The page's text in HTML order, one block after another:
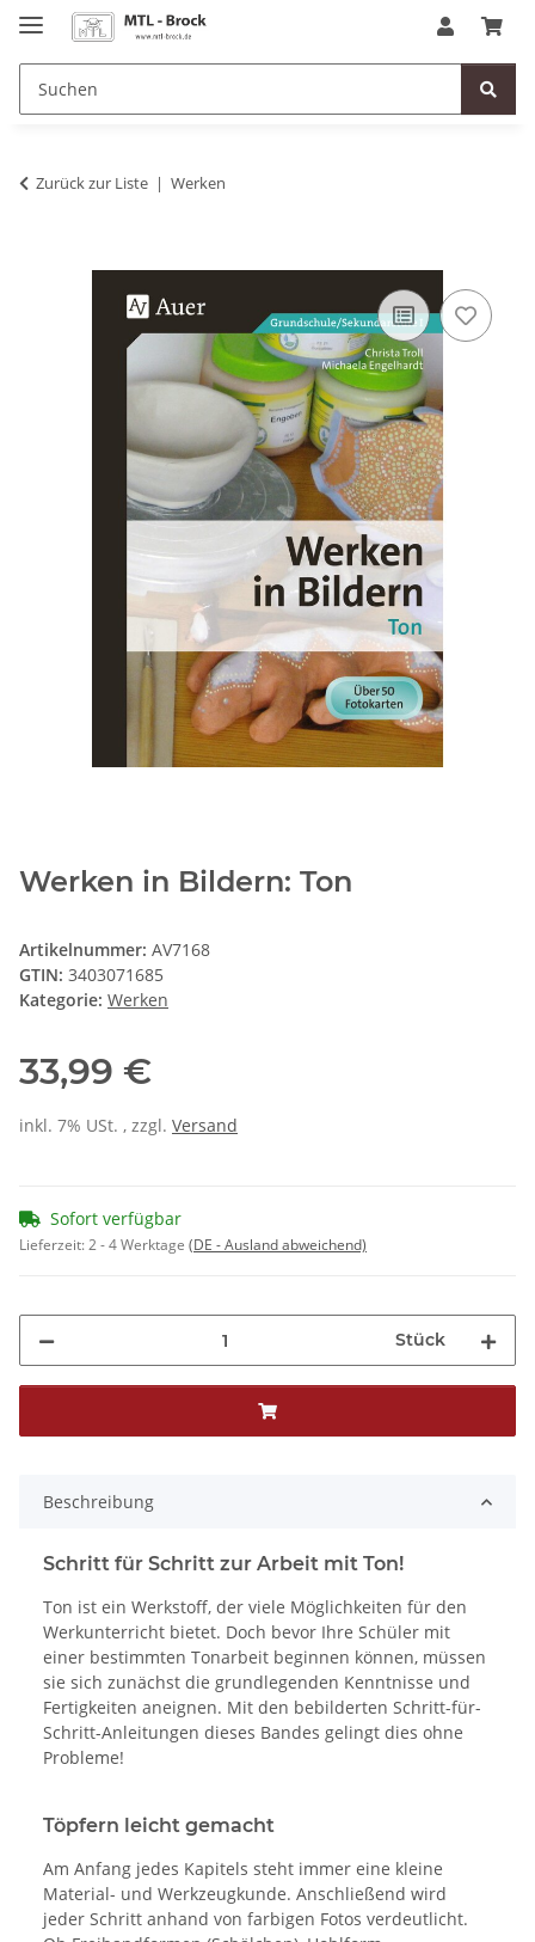
Zurück zur Liste Werken
Werken in Bildern: Ton
Artikelnummer: AV7168
GTIN: 3403071685
Kategorie: Werken
33,99 €
inkl. 7% USt. , zzgl. Versand
Sofort verfügbar
Lieferzeit:2 - 4 Werktage (DE - Ausland abweichend)
Stück
Beschreibung
Schritt für Schritt zur Arbeit mit Ton!
Ton ist ein Werkstoff, der viele Möglichkeiten für den
Werkunterricht bietet. Doch bevor Ihre Schüler mit
einer bestimmten Tonarbeit beginnen können, müssen
sie sich zunächst die grundlegenden Kenntnisse und
Fertigkeiten aneignen. Mit den bebilderten Schritt-für-
Schritt-Anleitungen dieses Bandes gelingt dies ohne
Probleme!
Töpfern leicht gemacht
Am Anfang jedes Kapitels steht immer eine kleine
Material- und Werkzeugkunde. Anschließend wird
jeder Schritt anhand von farbigen Fotos verdeutlicht.